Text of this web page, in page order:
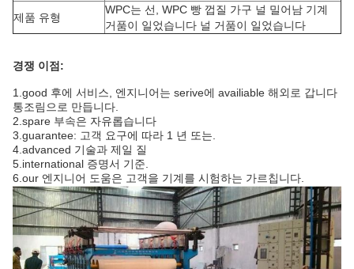
제품 유형
WPC는 선, WPC 빵 껍질 가구 널 밀어남 기계
거품이 일었습니다 널 거품이 일었습니다
경쟁 이점:
1.good 후에 서비스, 엔지니어는 serive에 availiable 해외로 갑니다
통조림으로 만듭니다.
2.spare 부속은 자유롭습니다
3.guarantee: 고객 요구에 따라 1 년 또는.
4.advanced 기술과 제일 질
5.international 증명서 기준.
6.our 엔지니어 도움은 고객을 기계를 시험하는 가르칩니다.